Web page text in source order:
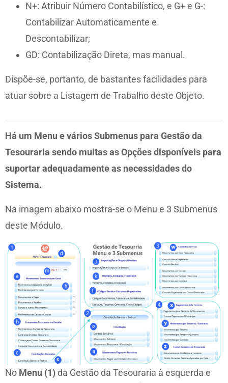
N+: Atribuir Número Contabilístico, e G+ e G-:
Contabilizar Automaticamente e
Descontabilizar;
GD: Contabilização Direta, mas manual.
Dispõe-se, portanto, de bastantes facilidades para
atuar sobre a Listagem de Trabalho deste Objeto.
Há um Menu e vários Submenus para Gestão da
Tesouraria sendo muitas as Opções disponíveis para
suportar adequadamente as necessidades do
Sistema.
Na imagem abaixo mostra-se o Menu e 3 Submenus
deste Módulo.
No Menu (1) da Gestão da Tesouraria à esquerda e